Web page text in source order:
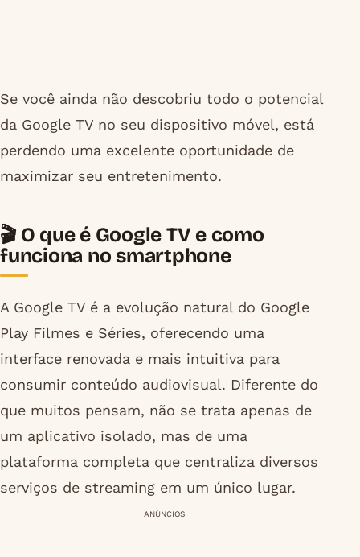
Se você ainda não descobriu todo o potencial
da Google TV no seu dispositivo móvel, está
perdendo uma excelente oportunidade de
maximizar seu entretenimento.
🎬 O que é Google TV e como
funciona no smartphone
A Google TV é a evolução natural do Google
Play Filmes e Séries, oferecendo uma
interface renovada e mais intuitiva para
consumir conteúdo audiovisual. Diferente do
que muitos pensam, não se trata apenas de
um aplicativo isolado, mas de uma
plataforma completa que centraliza diversos
serviços de streaming em um único lugar.
ANÚNCIOS